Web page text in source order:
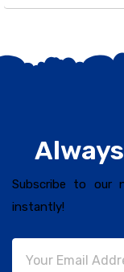
Subscribe to our
instantly!